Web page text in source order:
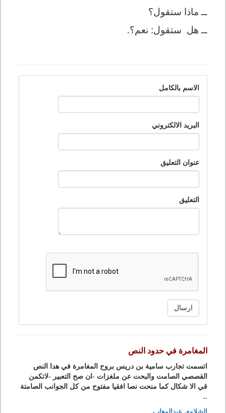
ــ ماذا ستقول؟
ــ هل ستقول: نعم؟.
الاسم بالكامل
البريد الالكتروني
عنوان التعليق
التعليق
ارسال
المغامرة في حدود النص
اتسمت تجارب سامية بن دريس بروح المغامرة في هدا النص
القصصي الصامت والبحت عن ملغزات -ان صح التعبير -لاتكمن
قي الا شكال كما منحت نصا افقيا مفتوح من كل الجوانب الصامتة
..